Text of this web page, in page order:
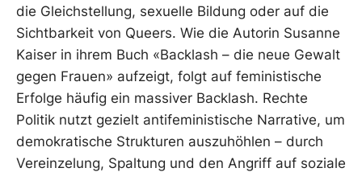
die Gleichstellung, sexuelle Bildung oder auf die
Sichtbarkeit von Queers. Wie die Autorin Susanne
Kaiser in ihrem Buch «Backlash – die neue Gewalt
gegen Frauen» aufzeigt, folgt auf feministische
Erfolge häufig ein massiver Backlash. Rechte
Politik nutzt gezielt antifeministische Narrative, um
demokratische Strukturen auszuhöhlen – durch
Vereinzelung, Spaltung und den Angriff auf soziale